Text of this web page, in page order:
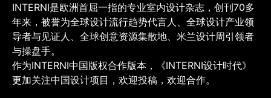
INTERNI是欧洲首屈一指的专业室内设计杂志，创刊70多
年来，被誉为全球设计流行趋势代言人、全球设计产业领
导者与见证人、全球创意资源集散地、米兰设计周引领者
与操盘手。
作为INTERNI中国版权合作版本，《INTERNI设计时代》
更加关注中国设计项目，欢迎投稿，欢迎合作。